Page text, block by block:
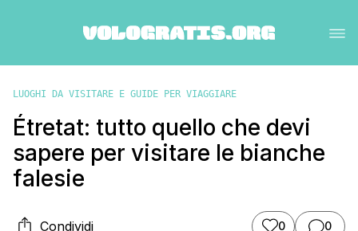
LUOGHI DA VISITARE E GUIDE PER VIAGGIARE
Étretat: tutto quello che devi
sapere per visitare le bianche
falesie
Condividi 0 0